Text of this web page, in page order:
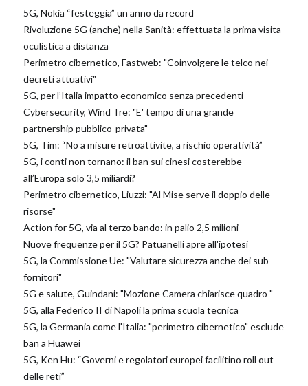
5G, Nokia “festeggia” un anno da record
Rivoluzione 5G (anche) nella Sanità: effettuata la prima visita
oculistica a distanza
Perimetro cibernetico, Fastweb: "Coinvolgere le telco nei
decreti attuativi"
5G, per l’Italia impatto economico senza precedenti
Cybersecurity, Wind Tre: "E' tempo di una grande
partnership pubblico-privata"
5G, Tim: “No a misure retroattivite, a rischio operatività”
5G, i conti non tornano: il ban sui cinesi costerebbe
all’Europa solo 3,5 miliardi?
Perimetro cibernetico, Liuzzi: "Al Mise serve il doppio delle
risorse"
Action for 5G, via al terzo bando: in palio 2,5 milioni
Nuove frequenze per il 5G? Patuanelli apre all'ipotesi
5G, la Commissione Ue: "Valutare sicurezza anche dei sub-
fornitori"
5G e salute, Guindani: "Mozione Camera chiarisce quadro "
5G, alla Federico II di Napoli la prima scuola tecnica
5G, la Germania come l'Italia: "perimetro cibernetico" esclude
ban a Huawei
5G, Ken Hu: “Governi e regolatori europei facilitino roll out
delle reti”